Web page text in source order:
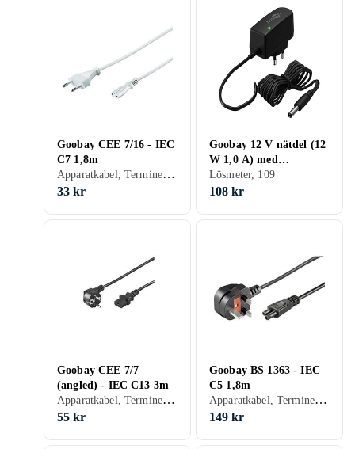
Goobay CEE 7/16 - IEC
C7 1,8m
Apparatkabel, Terminerad (försedd med kontakter), 18.33
33 kr
Goobay 12 V nätdel (12
W 1,0 A) med
centrumstift (han) 5,5
mm x 2,5 mm
Lösmeter, 109
108 kr
Goobay CEE 7/7
(angled) - IEC C13 3m
Apparatkabel, Terminerad (försedd med kontakter), 18.33
55 kr
Goobay BS 1363 - IEC
C5 1,8m
Apparatkabel, Terminerad (försedd med kontakter), 82.78
149 kr